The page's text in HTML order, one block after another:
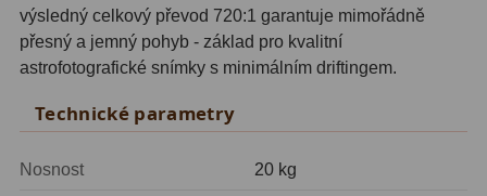
Primární zrcadla 9
Sekundární zrcadla6
Příslušenství188
Redukce 1,25" a 2"
výsledný celkový převod 720:1 garantuje mimořádně
přesný a jemný pohyb - základ pro kvalitní
astrofotografické snímky s minimálním driftingem.
Technické parametry
Nosnost 20 kg